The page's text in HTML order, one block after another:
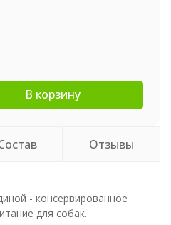
В корзину
Отзывы
- консервированное
для собак.